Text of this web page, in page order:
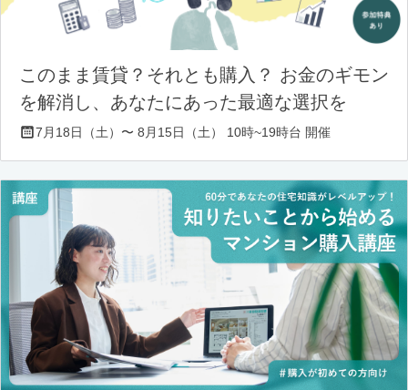
このまま賃貸？それとも購入？ お金のギモン
を解消し、あなたにあった最適な選択を
7月18日（土）〜 8月15日（土） 10時~19時台 開催